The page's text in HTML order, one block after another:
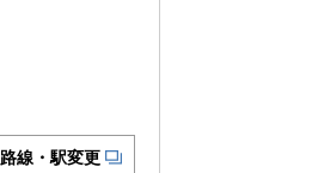
路線・駅変更